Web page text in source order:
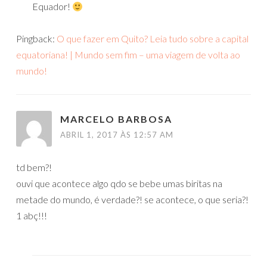
Equador!
Pingback: O que fazer em Quito? Leia tudo sobre a capital
equatoriana! | Mundo sem fim – uma viagem de volta ao
mundo!
MARCELO BARBOSA
ABRIL 1, 2017 ÀS 12:57 AM
td bem?!
ouvi que acontece algo qdo se bebe umas biritas na
metade do mundo, é verdade?! se acontece, o que seria?!
1 abç!!!